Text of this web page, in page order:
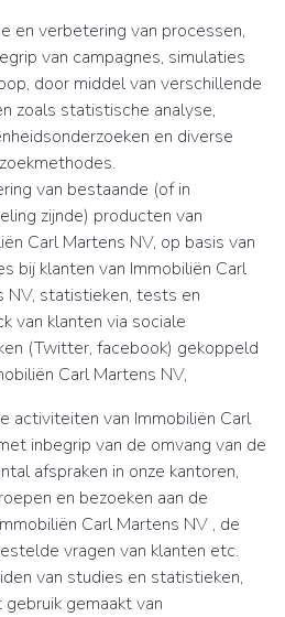
en verbetering van processen,
van campagnes, simulaties
door middel van verschillende
zoals statistische analyse,
en diverse
van bestaande (of in
zijnde) producten van
Carl Martens NV, op basis van
bij klanten van Immobiliën Carl
NV, statistieken, tests en
van klanten via sociale
(Twitter, facebook) gekoppeld
Carl Martens NV,
activiteiten van Immobiliën Carl
inbegrip van de omvang van de
afspraken in onze kantoren,
en bezoeken aan de
Carl Martens NV , de
vragen van klanten etc.
van studies en statistieken,
gemaakt van